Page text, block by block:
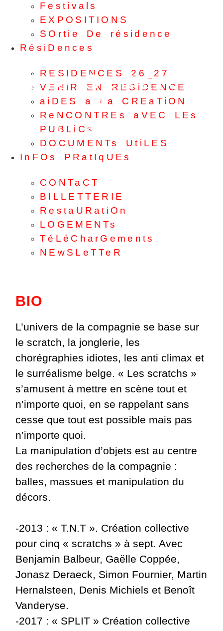
Festivals
EXPOSITIONS
SOrtie De résidence
RésiDences
RESIDENCES 26_27
VENiR EN RESiDENCE
aiDES a La CREaTiON
ReNCONTREs aVEC LEs
PUBLiCs
DOCUMENTs UtiLES
InFOs PRatIqUEs
CONTaCT
BILLETTERIE
RestaURatiOn
LOGEMENTs
TéLéCharGements
NEwSLeTTeR
Cie ScRatc
BE
A LA LIMITE
BIO
L’univers de la compagnie se base sur
le scratch, la jonglerie, les
chorégraphies idiotes, les anti climax et
le surréalisme belge. « Les scratchs »
s’amusent à mettre en scène tout et
n’importe quoi, en se rappelant sans
cesse que tout est possible mais pas
n’importe quoi.
La manipulation d’objets est au centre
des recherches de la compagnie :
balles, massues et manipulation du
décors.
-2013 : « T.N.T ». Création collective
pour cinq « scratchs » à sept. Avec
Benjamin Balbeur, Gaëlle Coppée,
Jonasz Deraeck, Simon Fournier, Martin
Hernalsteen, Denis Michiels et Benoît
Vanderyse.
-2017 : « SPLIT » Création collective